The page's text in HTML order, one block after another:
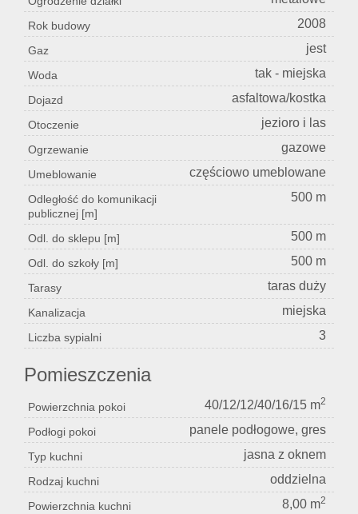
Rok budowy 2008
Gaz jest
Woda tak - miejska
Dojazd asfaltowa/kostka
Otoczenie jezioro i las
Ogrzewanie gazowe
Umeblowanie częściowo umeblowane
Odległość do komunikacji
publicznej [m]
500 m
Odl. do sklepu [m] 500 m
Odl. do szkoły [m] 500 m
Tarasy taras duży
Kanalizacja miejska
Liczba sypialni 3
Pomieszczenia
Powierzchnia pokoi 40/12/12/40/16/15 m2
Podłogi pokoi panele podłogowe, gres
Typ kuchni jasna z oknem
Rodzaj kuchni oddzielna
Powierzchnia kuchni 8,00 m2